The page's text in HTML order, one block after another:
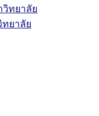
ทยาลัย
ยาลัย